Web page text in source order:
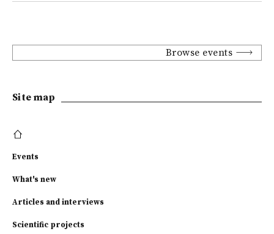
Browse events
Site map
Events
What's new
Articles and interviews
Scientific projects